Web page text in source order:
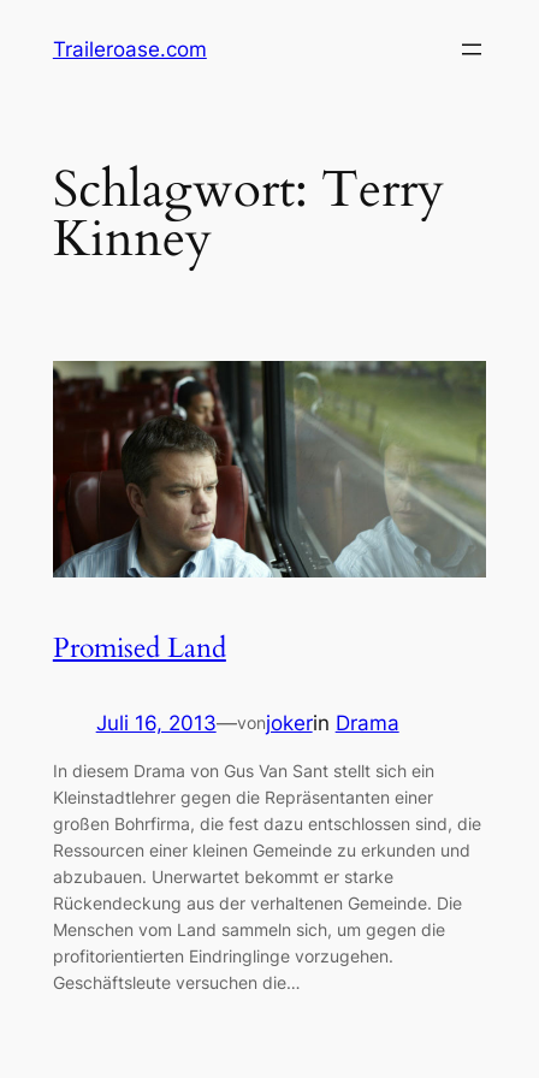
InhaltTraileroase.com
Schlagwort: Terry
Kinney
Promised Land
Juli 16, 2013—vonjokerin Drama
In diesem Drama von Gus Van Sant stellt sich ein
Kleinstadtlehrer gegen die Repräsentanten einer
großen Bohrfirma, die fest dazu entschlossen sind, die
Ressourcen einer kleinen Gemeinde zu erkunden und
abzubauen. Unerwartet bekommt er starke
Rückendeckung aus der verhaltenen Gemeinde. Die
Menschen vom Land sammeln sich, um gegen die
profitorientierten Eindringlinge vorzugehen.
Geschäftsleute versuchen die…